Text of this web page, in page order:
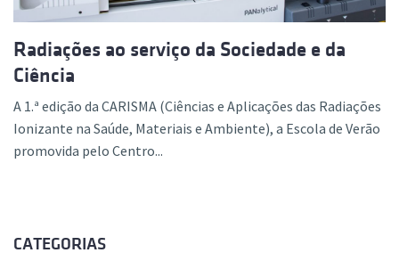
Radiações ao serviço da Sociedade e da
Ciência
A 1.ª edição da CARISMA (Ciências e Aplicações das Radiações
Ionizante na Saúde, Materiais e Ambiente), a Escola de Verão
promovida pelo Centro...
CATEGORIAS